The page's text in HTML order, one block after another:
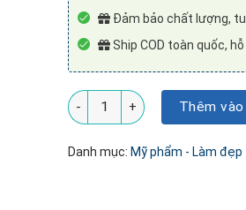
Đảm bảo chất lượng,
Ship COD toàn quốc,
Xà phòng cục rửa mặt từ nhân
Thêm
Danh mục: Mỹ phẩm - Làm đẹp